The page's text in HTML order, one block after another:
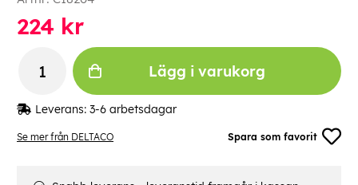
Se mer från DELTACO Spara som favorit
224 kr
Lägg i varukorg
Leverans: 3-6 arbetsdagar